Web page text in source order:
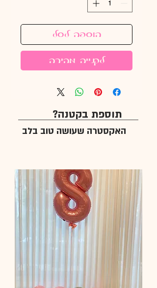
הוספה לסל
לקנייה מהירה
תוספת בקטנה?
האקסטרה שעושה טוב בלב